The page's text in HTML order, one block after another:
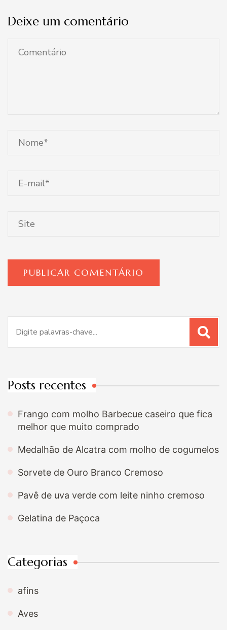
Deixe um comentário
por:
Posts recentes
Frango com molho Barbecue caseiro que fica
melhor que muito comprado
Medalhão de Alcatra com molho de cogumelos
Sorvete de Ouro Branco Cremoso
Pavê de uva verde com leite ninho cremoso
Gelatina de Paçoca
Categorias
afins
Aves